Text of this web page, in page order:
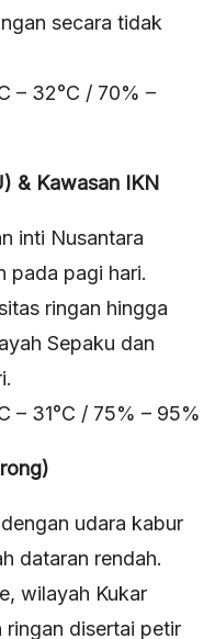
secara tidak
– 32°C / 70% –
& Kawasan IKN
inti Nusantara
pada pagi hari.
ringan hingga
Sepaku dan
– 31°C / 75% – 95%
udara kabur
dataran rendah.
wilayah Kukar
ringan disertai petir